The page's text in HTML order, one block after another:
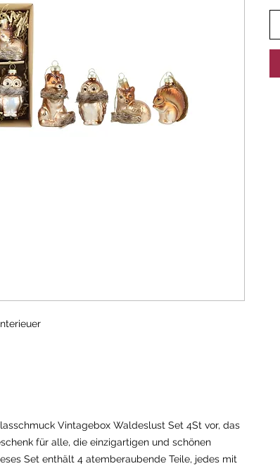
Vintagebox Waldeslust Set 4St vor, das
für alle, die einzigartigen und schönen
Set enthält 4 atemberaubende Teile, jedes mit